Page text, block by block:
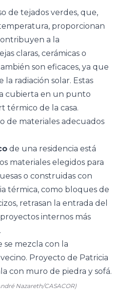
de tejados verdes, que,
proporcionan
a la
claras, cerámicas o
son eficaces, ya que
radiación solar. Estas
cubierta en un punto
térmico de la casa.
de materiales adecuados
de una residencia está
materiales elegidos para
o construidas con
térmica, como bloques de
retrasan la entrada del
internos más
Nazareth/CASACOR)